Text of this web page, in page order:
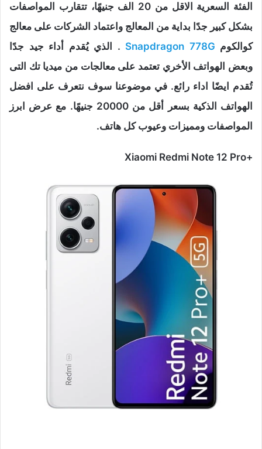
الفئة السعرية الاقل من 20 الف جنيهًا، تتقارب المواصفات
بشكل كبير جدًا بداية من المعالج واعتماد الشركات على معالج
كوالكوم Snapdragon 778G . الذي يُقدم أداء جيد جدًا
وبعض الهواتف الأخري تعتمد على معالجات من ميديا تك التى
تُقدم ايضًا اداء رائع. في موضوعنا سوف نتعرف على افضل
الهواتف الذكية بسعر أقل من 20000 جنيهًا. مع عرض ابرز
المواصفات ومميزات وعيوب كل هاتف.
+Xiaomi Redmi Note 12 Pro